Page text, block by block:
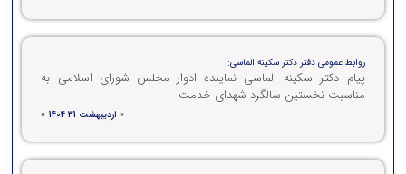
روابط عمومی دفتر دکتر سکینه الماسی:
پیام دکتر سکینه الماسی نماینده ادوار مجلس شورای اسلامی به
مناسبت نخستین سالگرد شهدای خدمت
« اردیبهشت 31 1404 »